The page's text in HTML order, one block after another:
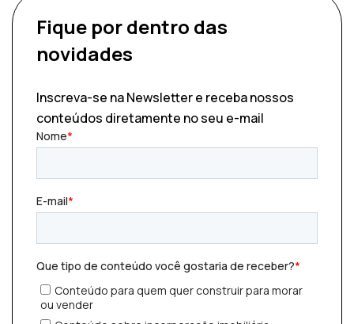
Fique por dentro das
novidades
Inscreva-se na Newsletter e receba nossos
conteúdos diretamente no seu e-mail